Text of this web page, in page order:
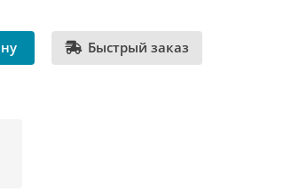
Быстрый заказ